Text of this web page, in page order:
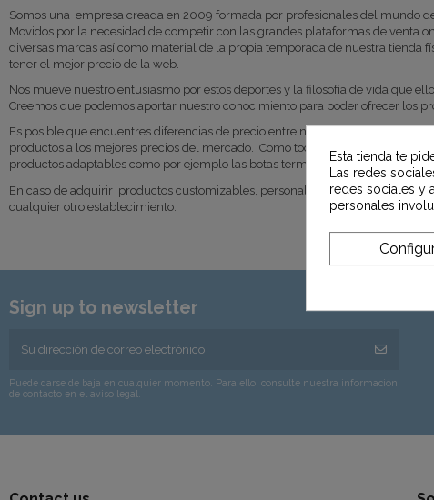
Somos una empresa creada en 2009 formada por profesionales del mundo
Movidos por la necesidad de competir con las grandes plataformas de
diversas marcas así como material de la propia temporada de nuestra tienda
tener el mejor precio de la web.
Nos mueve nuestro entusiasmo por estos deportes y la filosofía de vida que
Creemos que podemos aportar nuestro conocimiento para poder ofrecer los
Es posible que encuentres diferencias de precio entre nuestra tienda física
productos a los mejores precios del mercado. Como todos sabéis
productos adaptables como por ejemplo las botas termoconformadas dejan
En caso de adquirir productos customizables, personalizables o que
cualquier otro establecimiento.
Sign up to newsletter
Puede darse de baja en cualquier momento. Para ello, consulte nuestra información
de contacto en el aviso legal.
Esta tienda te
Las redes
redes sociales y
personales